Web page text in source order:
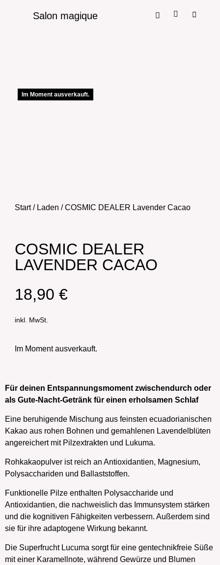
Salon magique
Im Moment ausverkauft.
Start/ Laden / COSMIC DEALER Lavender Cacao
COSMIC DEALER
LAVENDER CACAO
18,90 €
inkl. MwSt.
Im Moment ausverkauft.
Für deinen Entspannungsmoment zwischendurch oder
als Gute-Nacht-Getränk für einen erholsamen Schlaf
Eine beruhigende Mischung aus feinsten ecuadorianischen
Kakao aus rohen Bohnen und gemahlenen Lavendelblüten
angereichert mit Pilzextrakten und Lukuma.
Rohkakaopulver ist reich an Antioxidantien, Magnesium,
Polysacchariden und Ballaststoffen.
Funktionelle Pilze enthalten Polysaccharide und
Antioxidantien, die nachweislich das Immunsystem stärken
und die kognitiven Fähigkeiten verbessern. Außerdem sind
sie für ihre adaptogene Wirkung bekannt.
Die Superfrucht Lucuma sorgt für eine gentechnikfreie Süße
mit einer Karamellnote, während Gewürze und Blumen